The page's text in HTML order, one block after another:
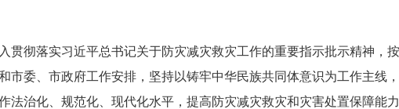
彻落实习近平总书记关于防灾减灾救灾工作的重要指示批示精神，
市委、市政府工作安排，坚持以铸牢中华民族共同体意识为工作主线
治化、规范化、现代化水平，提高防灾减灾救灾和灾害处置保障能力